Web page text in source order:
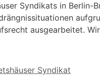
Syndikats in
ausgearbeitet.
Syndikat